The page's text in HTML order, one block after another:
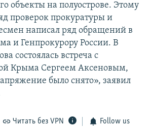
объекты на полуострове. Этому
проверок прокуратуры и
написал ряд обращений в
и Генпрокурору России. В
состоялась встреча с
Крыма Сергеем Аксеновым,
было снято», заявил
Читать без VPN Follow us